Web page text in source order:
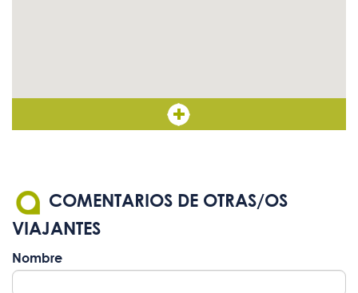
COMENTARIOS DE OTRAS/OS
VIAJANTES
Nombre